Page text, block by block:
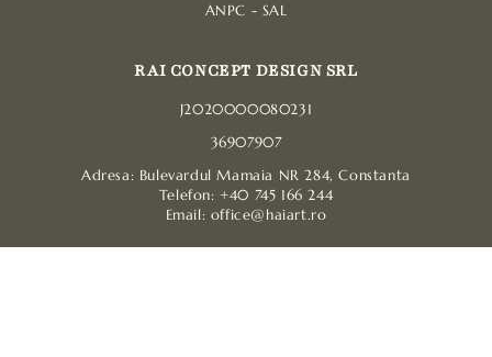
ANPC - SAL
RAI CONCEPT DESIGN SRL
J2020000080231
36907907
Adresa: Bulevardul Mamaia NR 284, Constanta
Telefon: +40 745 166 244
Email: office@haiart.ro